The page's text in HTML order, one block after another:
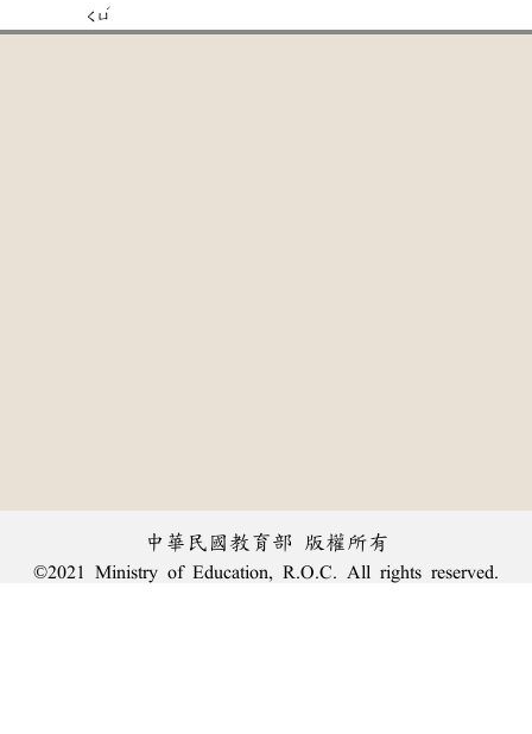
ㄑㄩ
ˊ
中華民國教育部 版權所有
©2021 Ministry of Education, R.O.C. All rights reserved.